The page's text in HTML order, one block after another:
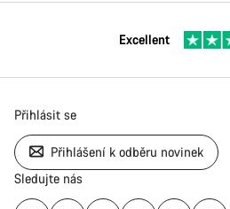
Excellent
Přihlásit se
Přihlášení k odběru novinek
Sledujte nás